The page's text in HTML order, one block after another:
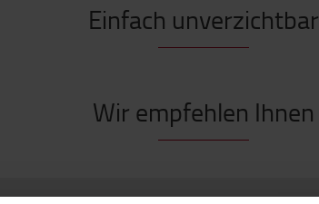
Einfach unverzichtbar
Wir empfehlen Ihnen